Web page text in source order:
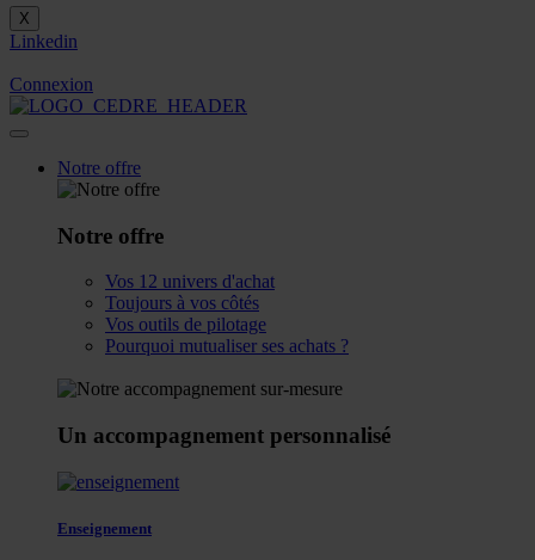
X
Linkedin
Connexion
Notre offre
Notre offre
Vos 12 univers d'achat
Toujours à vos côtés
Vos outils de pilotage
Pourquoi mutualiser ses achats ?
Un accompagnement personnalisé
Enseignement